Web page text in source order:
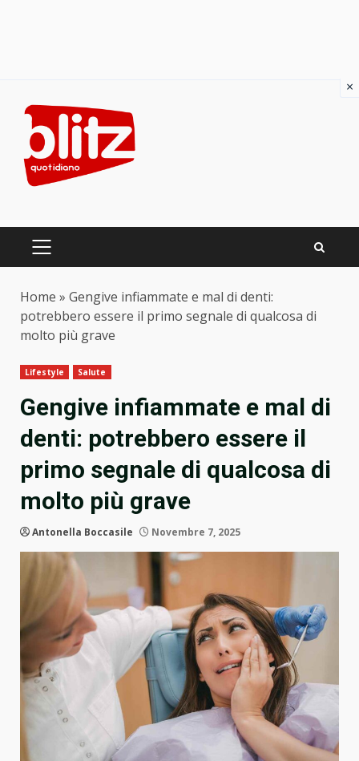
content
PRIMARY
Home » Gengive infiammate e mal di denti:
potrebbero essere il primo segnale di qualcosa di
molto più grave
Lifestyle Salute
Gengive infiammate e mal di
denti: potrebbero essere il
primo segnale di qualcosa di
molto più grave
Antonella Boccasile Novembre 7, 2025
×